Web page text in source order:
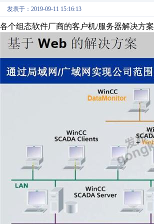
发表于：2019-09-11 15:16:13
各个组态软件厂商的客户机/服务器解决方案